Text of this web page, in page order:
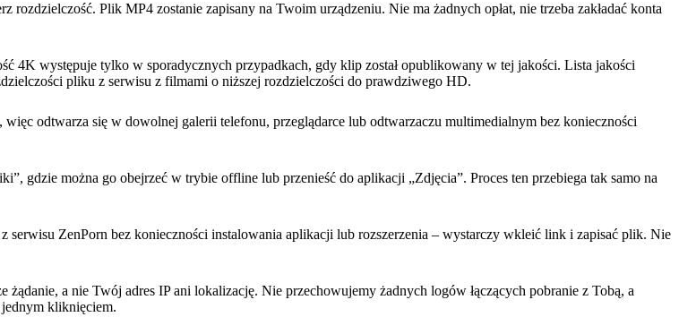
Plik MP4 zostanie zapisany na Twoim urządzeniu. Nie ma żadnych opłat, nie trzeba zakładać konta
4K występuje tylko w sporadycznych przypadkach, gdy klip został opublikowany w tej jakości. Lista jakości
pliku z serwisu z filmami o niższej rozdzielczości do prawdziwego HD.
odtwarza się w dowolnej galerii telefonu, przeglądarce lub odtwarzaczu multimedialnym bez konieczności
gdzie można go obejrzeć w trybie offline lub przenieść do aplikacji „Zdjęcia”. Proces ten przebiega tak samo na
serwisu ZenPorn bez konieczności instalowania aplikacji lub rozszerzenia – wystarczy wkleić link i zapisać plik. Nie
a nie Twój adres IP ani lokalizację. Nie przechowujemy żadnych logów łączących pobranie z Tobą, a
kliknięciem.